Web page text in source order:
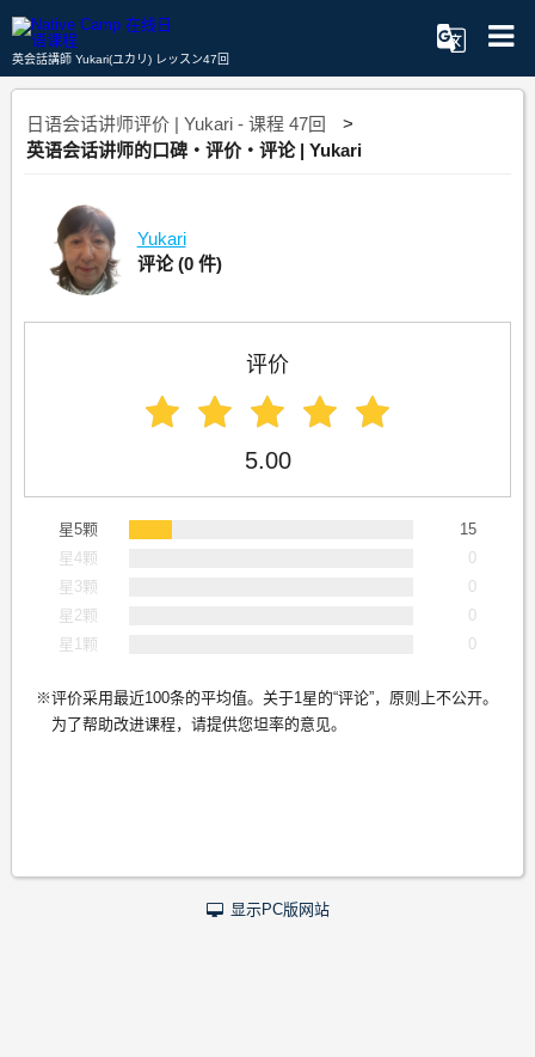
英会話講師 Yukari(ユカリ) レッスン47回
日语会话讲师评价 | Yukari - 课程 47回
英语会话讲师的口碑・评价・评论 | Yukari
Yukari
评论(0 件)
评价
5.00
星5颗
15
星4颗
0
星3颗
0
星2颗
0
星1颗
0
评价采用最近100条的平均值。关于1星的“评论”，原则上不公开。
为了帮助改进课程，请提供您坦率的意见。
显示PC版网站